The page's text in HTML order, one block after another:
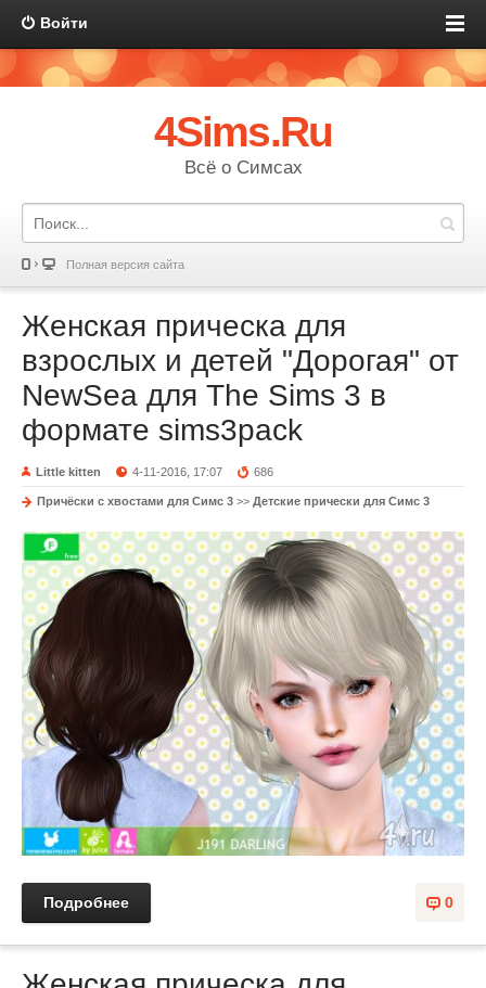
Войти
4Sims.Ru
Всё о Симсах
Полная версия сайта
Женская прическа для
взрослых и детей "Дорогая" от
NewSea для The Sims 3 в
формате sims3pack
Little kitten 4-11-2016, 17:07 686
Причёски с хвостами для Симс 3 >> Детские прически для Симс 3
0
Подробнее